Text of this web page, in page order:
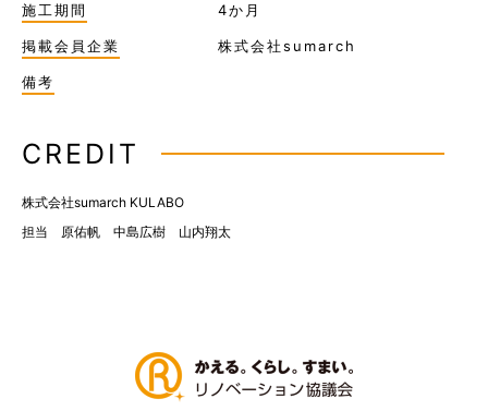
施工期間 4か月
掲載会員企業 株式会社sumarch
備考
CREDIT
株式会社sumarch KULABO
担当 原佑帆 中島広樹 山内翔太